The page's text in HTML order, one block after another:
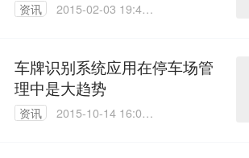
资讯
2015-02-03 19:41:
车牌识别系统应用在停车场管
理中是大趋势
资讯
2015-10-14 16:01: